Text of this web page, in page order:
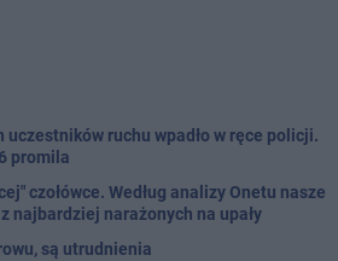
uczestników ruchu wpadło w ręce policji.
promila
czołówce. Według analizy Onetu nasze
najbardziej narażonych na upały
są utrudnienia